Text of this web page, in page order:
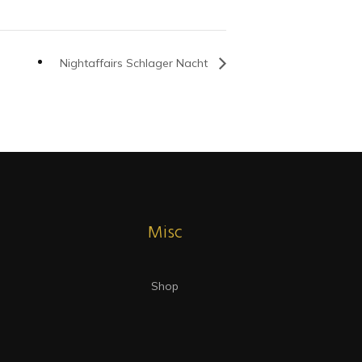
Nightaffairs Schlager Nacht
Misc
Shop